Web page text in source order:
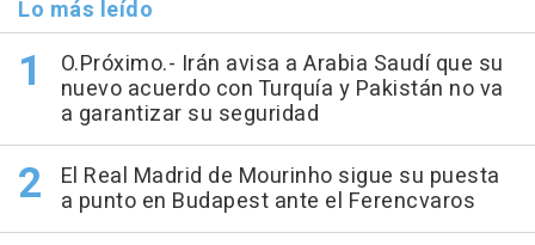
Lo más leído
O.Próximo.- Irán avisa a Arabia Saudí que su
nuevo acuerdo con Turquía y Pakistán no va
a garantizar su seguridad
El Real Madrid de Mourinho sigue su puesta
a punto en Budapest ante el Ferencvaros